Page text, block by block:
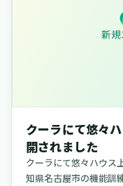
クーラにて悠々
開されました
クーラにて悠々ハウス
知県名古屋市の機能訓